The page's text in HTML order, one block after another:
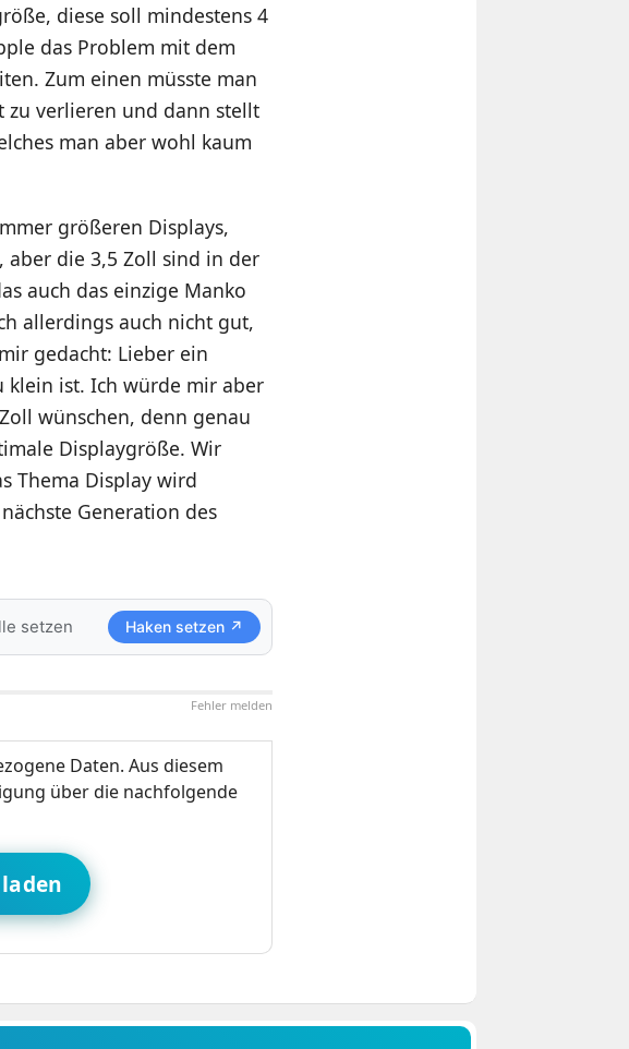
diese soll mindestens 4
das Problem mit dem
Zum einen müsste man
zu verlieren und dann stellt
man aber wohl kaum
größeren Displays,
die 3,5 Zoll sind in der
auch das einzige Manko
allerdings auch nicht gut,
gedacht: Lieber ein
klein ist. Ich würde mir aber
wünschen, denn genau
Displaygröße. Wir
Thema Display wird
Generation des
setzen Haken setzen ↗
Fehler melden
Daten. Aus diesem
über die nachfolgende